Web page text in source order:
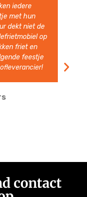
iedere
met hun
dekt niet de
op
friet en
feestje
contact